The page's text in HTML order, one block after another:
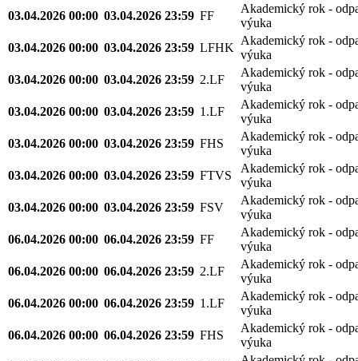
03.04.2026 00:00 03.04.2026 23:59 FF
Akademický rok -
výuka
03.04.2026 00:00 03.04.2026 23:59 LFHK
Akademický rok -
výuka
03.04.2026 00:00 03.04.2026 23:59 2.LF
Akademický rok -
výuka
03.04.2026 00:00 03.04.2026 23:59 1.LF
Akademický rok -
výuka
03.04.2026 00:00 03.04.2026 23:59 FHS
Akademický rok -
výuka
03.04.2026 00:00 03.04.2026 23:59 FTVS
Akademický rok -
výuka
03.04.2026 00:00 03.04.2026 23:59 FSV
Akademický rok -
výuka
06.04.2026 00:00 06.04.2026 23:59 FF
Akademický rok -
výuka
06.04.2026 00:00 06.04.2026 23:59 2.LF
Akademický rok -
výuka
06.04.2026 00:00 06.04.2026 23:59 1.LF
Akademický rok -
výuka
06.04.2026 00:00 06.04.2026 23:59 FHS
Akademický rok -
výuka